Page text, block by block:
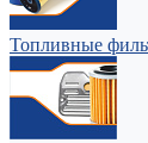
Топливные